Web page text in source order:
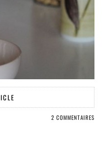
2 COMMENTAIRES